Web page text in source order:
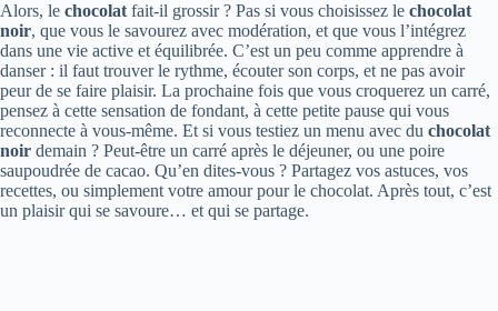
Alors, le chocolat fait-il grossir ? Pas si vous choisissez le chocolat
noir, que vous le savourez avec modération, et que vous l’intégrez
dans une vie active et équilibrée. C’est un peu comme apprendre à
danser : il faut trouver le rythme, écouter son corps, et ne pas avoir
peur de se faire plaisir. La prochaine fois que vous croquerez un carré,
pensez à cette sensation de fondant, à cette petite pause qui vous
reconnecte à vous-même. Et si vous testiez un menu avec du chocolat
noir demain ? Peut-être un carré après le déjeuner, ou une poire
saupoudrée de cacao. Qu’en dites-vous ? Partagez vos astuces, vos
recettes, ou simplement votre amour pour le chocolat. Après tout, c’est
un plaisir qui se savoure… et qui se partage.